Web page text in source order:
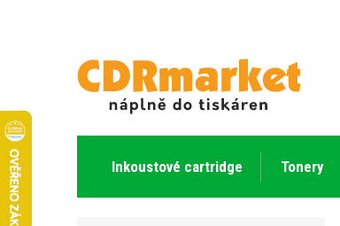
Inkoustové cartridge Tonery